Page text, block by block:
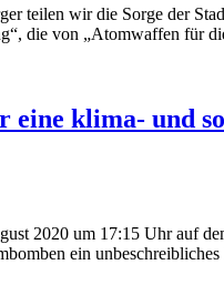
teilen wir die Sorge der
die von „Atomwaffen für
klima- und
2020 um 17:15 Uhr auf
ein